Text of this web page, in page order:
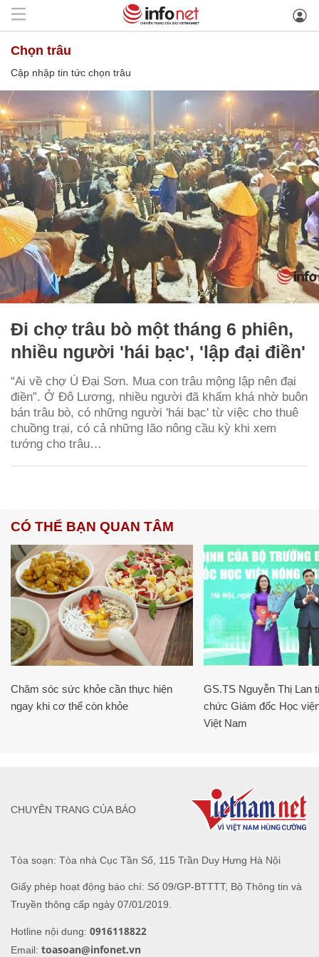
chọn trâu
Cập nhập tin tức chọn trâu
Đi chợ trâu bò một tháng 6 phiên,
nhiều người 'hái bạc', 'lập đại điền'
“Ai về chợ Ú Đại Sơn. Mua con trâu mộng lập nên đại
điền”. Ở Đô Lương, nhiều người đã khấm khá nhờ buôn
bán trâu bò, có những người 'hái bạc' từ việc cho thuê
chuồng trại, có cả những lão nông cầu kỳ khi xem
tướng cho trâu…
CÓ THỂ BẠN QUAN TÂM
Chăm sóc sức khỏe cần thực hiện
ngay khi cơ thể còn khỏe
GS.TS Nguyễn Thị Lan
chức Giám đốc Học
Việt Nam
Tòa soạn: Tòa nhà Cục Tần Số, 115 Trần Duy Hưng Hà Nội
Giấy phép hoạt động báo chí: Số 09/GP-BTTTT, Bộ Thông tin và
Truyền thông cấp ngày 07/01/2019.
Hotline nội dung: 0916118822
Email: toasoan@infonet.vn
CHUYÊN TRANG CỦA BÁO